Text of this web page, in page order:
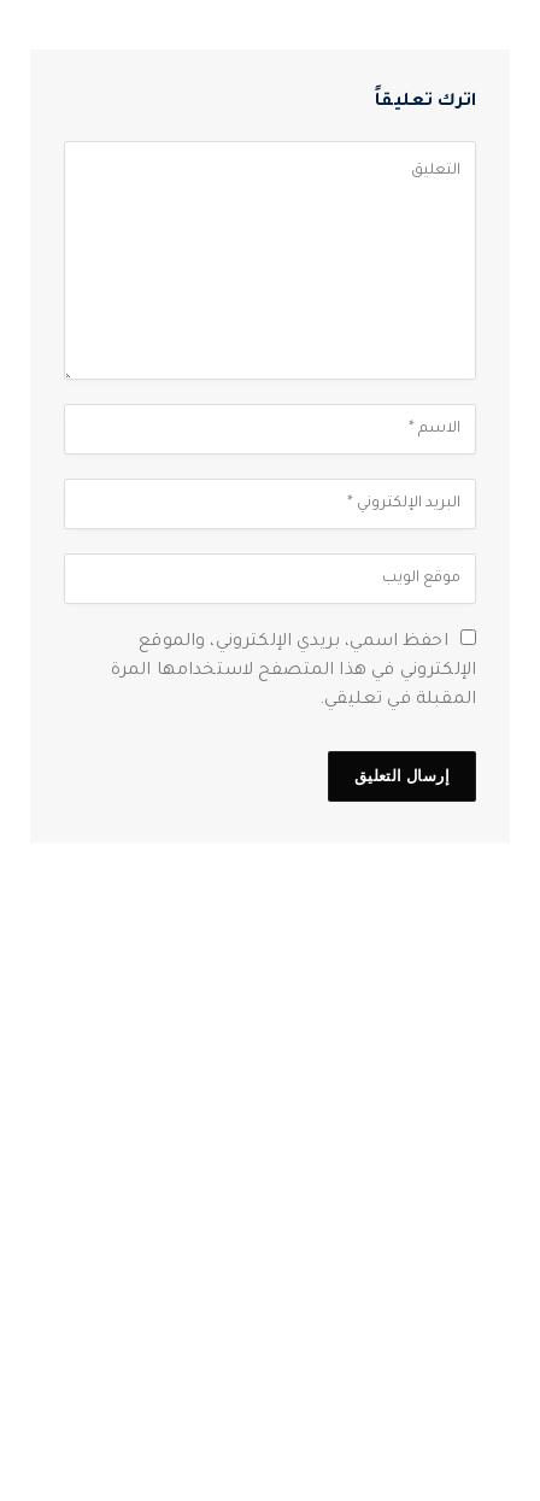
اترك تعليقاً
احفظ اسمي، بريدي الإلكتروني، والموقع
الإلكتروني في هذا المتصفح لاستخدامها المرة
المقبلة في تعليقي.